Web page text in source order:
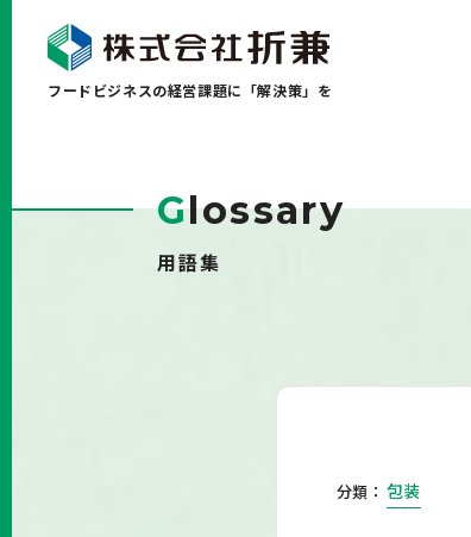
フードビジネスの経営課題に「解決策」を
Glossary
用語集
分類： 包装